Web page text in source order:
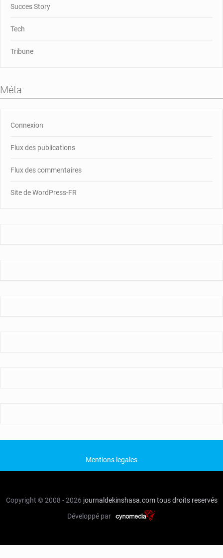
Succes Story
Tech
Tribune
Méta
Connexion
Flux des publications
Flux des commentaires
Site de WordPress-FR
Mentions legales
Copyright © 2008 - 2026 journaldekinshasa.com tous droits reservés
Développé par